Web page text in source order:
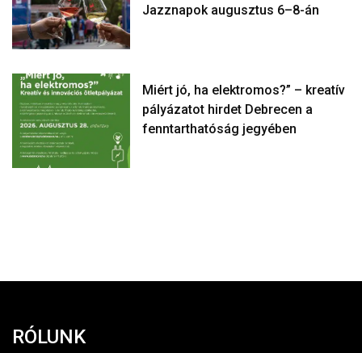
Jazznapok augusztus 6–8-án
Miért jó, ha elektromos?” – kreatív
pályázatot hirdet Debrecen a
fenntarthatóság jegyében
RÓLUNK